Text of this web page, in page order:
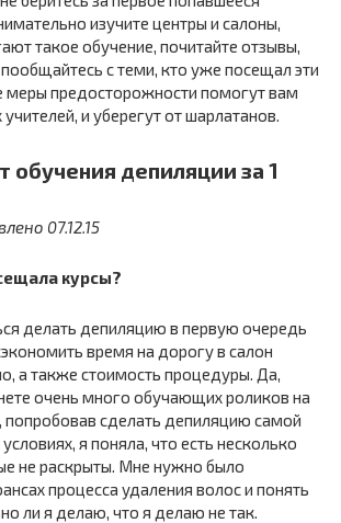
изучите центры и салоны,
такое обучение, почитайте отзывы,
с теми, кто уже посещал эти
меры предосторожности помогут вам
и уберегут от шарлатанов.
обучения депиляции за 1
07.12.15
курсы?
делать депиляцию в первую очередь
время на дорогу в салон
а также стоимость процедуры. Да,
очень много обучающих роликов на
сделать депиляцию самой
я поняла, что есть несколько
не раскрыты. Мне нужно было
процесса удаления волос и понять
ли я делаю, что я делаю не так.